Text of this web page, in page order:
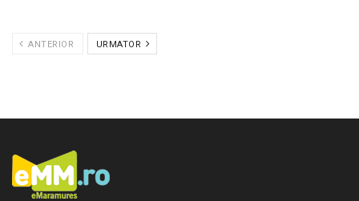
ANTERIOR URMATOR